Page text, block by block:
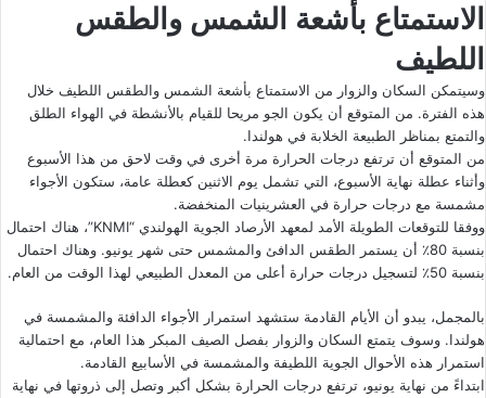
الاستمتاع بأشعة الشمس والطقس
اللطيف
وسيتمكن السكان والزوار من الاستمتاع بأشعة الشمس والطقس اللطيف خلال
هذه الفترة. من المتوقع أن يكون الجو مريحا للقيام بالأنشطة في الهواء الطلق
والتمتع بمناظر الطبيعة الخلابة في هولندا.
من المتوقع أن ترتفع درجات الحرارة مرة أخرى في وقت لاحق من هذا الأسبوع
وأثناء عطلة نهاية الأسبوع، التي تشمل يوم الاثنين كعطلة عامة، ستكون الأجواء
مشمسة مع درجات حرارة في العشرينيات المنخفضة.
ووفقا للتوقعات الطويلة الأمد لمعهد الأرصاد الجوية الهولندي “KNMI”، هناك احتمال
بنسبة 80٪ أن يستمر الطقس الدافئ والمشمس حتى شهر يونيو. وهناك احتمال
بنسبة 50٪ لتسجيل درجات حرارة أعلى من المعدل الطبيعي لهذا الوقت من العام.
بالمجمل، يبدو أن الأيام القادمة ستشهد استمرار الأجواء الدافئة والمشمسة في
هولندا. وسوف يتمتع السكان والزوار بفصل الصيف المبكر هذا العام، مع احتمالية
استمرار هذه الأحوال الجوية اللطيفة والمشمسة في الأسابيع القادمة.
ابتداءً من نهاية يونيو، ترتفع درجات الحرارة بشكل أكبر وتصل إلى ذروتها في نهاية